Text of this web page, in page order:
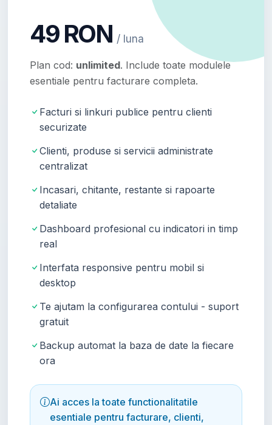
49 RON / luna
Plan cod: unlimited. Include toate modulele
esentiale pentru facturare completa.
Facturi si linkuri publice pentru clienti
securizate
Clienti, produse si servicii administrate
centralizat
Incasari, chitante, restante si rapoarte
detaliate
Dashboard profesional cu indicatori in timp
real
Interfata responsive pentru mobil si
desktop
Te ajutam la configurarea contului - suport
gratuit
Backup automat la baza de date la fiecare
ora
Ai acces la toate functionalitatile
esentiale pentru facturare, clienti,